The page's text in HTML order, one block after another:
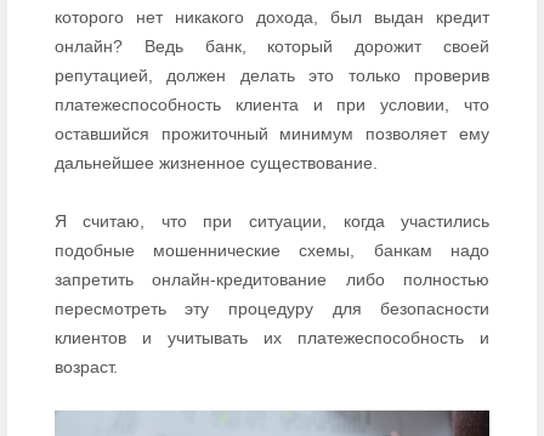
которого нет никакого дохода, был выдан кредит
онлайн? Ведь банк, который дорожит своей
репутацией, должен делать это только проверив
платежеспособность клиента и при условии, что
оставшийся прожиточный минимум позволяет ему
дальнейшее жизненное существование.
Я считаю, что при ситуации, когда участились
подобные мошеннические схемы, банкам надо
запретить онлайн-кредитование либо полностью
пересмотреть эту процедуру для безопасности
клиентов и учитывать их платежеспособность и
возраст.